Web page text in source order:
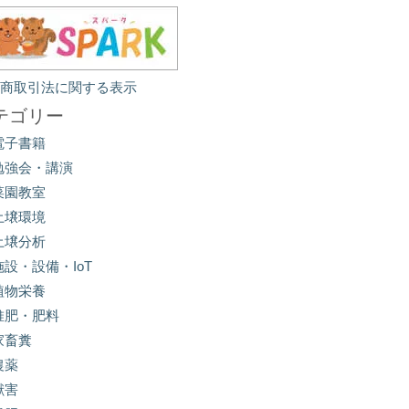
取引法に関する表示
ゴリー
子書籍
強会・講演
園教室
壌環境
壌分析
設・設備・IoT
物栄養
肥・肥料
畜糞
薬
害